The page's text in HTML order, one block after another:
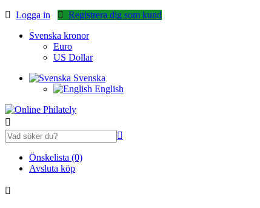
Logga in
Registrera dig som kund
Svenska kronor
Euro
US Dollar
Svenska
English
Önskelista (0)
Avsluta köp